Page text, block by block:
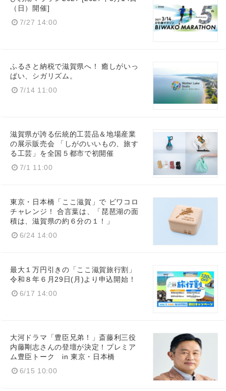
（日）開催]
7/27 14:00
ふるさと納税で滋賀県へ！ 癒しがいっ
ぱい、シガリズム。
7/14 11:00
滋賀県が誇る伝統的工芸品＆地場産業
の展示販売会 「しがのいいもの、旅す
る工芸」を全国５都市で初開催
7/1 11:00
東京・日本橋「ここ滋賀」で ビワコロ
チャレンジ！ 合言葉は、「琵琶湖の面
積は、滋賀県の約６分の１！」
6/24 14:00
最大１万円引きの「ここ滋賀旅行割」
令和８年６月29日(月)より申込開始！
6/17 14:00
大河ドラマ「豊臣兄弟！」斎藤利三役
内藤剛志さんの登壇が決定！プレミア
ム豊臣トーク in 東京・日本橋
6/15 10:00